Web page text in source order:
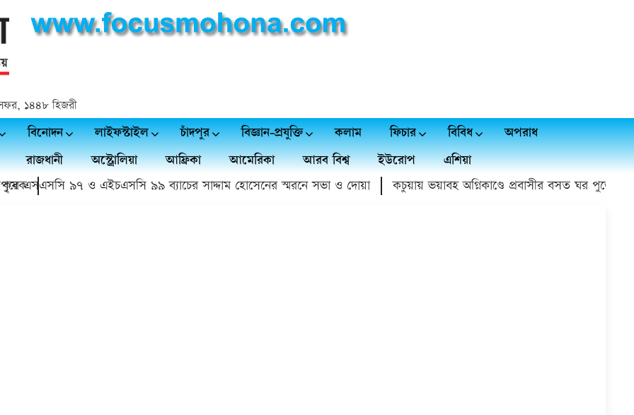
১৪৪৮ হিজরী
বিনোদন লাইফস্টাইল চাঁদপুর বিজ্ঞান-প্রযুক্তি কলাম ফিচার বিবিধ
অপরাধ
রাজধানী
অস্ট্রোলিয়া আফ্রিকা আমেরিকা আরব বিশ্ব ইউরোপ
এশিয়া
এসএসসি ৯৭ ও এইচএসসি ৯৯ ব্যাচের সাদ্দাম হোসেনের স্মরনে সভা ও দোয়া
কচুয়ায় ভয়াবহ অগ্নিকাণ্ডে প্রবাসীর বসত ঘর পুড়ে ১৫ লাখ